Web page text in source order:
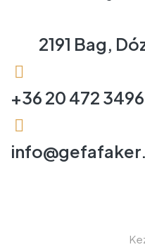
2191 Bag,
+36 20 472 3496